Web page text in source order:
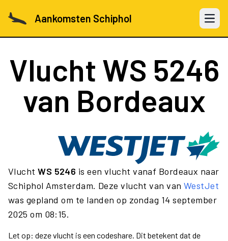
Aankomsten Schiphol Open
Vlucht WS 5246
van Bordeaux
VluchtWS 5246 is een vlucht vanaf Bordeaux naar
Schiphol Amsterdam. Deze vlucht van vanWestJet
was gepland om te landen op zondag 14 september
2025 om 08:15.
Let op: deze vlucht is een codeshare. Dit betekent dat de